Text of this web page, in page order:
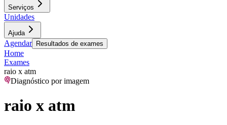
Serviços
Unidades
Ajuda
Agendar Resultados de exames
Home
Exames
raio x atm
Diagnóstico por imagem
raio x atm